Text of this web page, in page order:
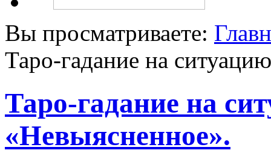
Вы просматриваете:
Таро-гадание на
Таро-гадание на
«Невыясненное».